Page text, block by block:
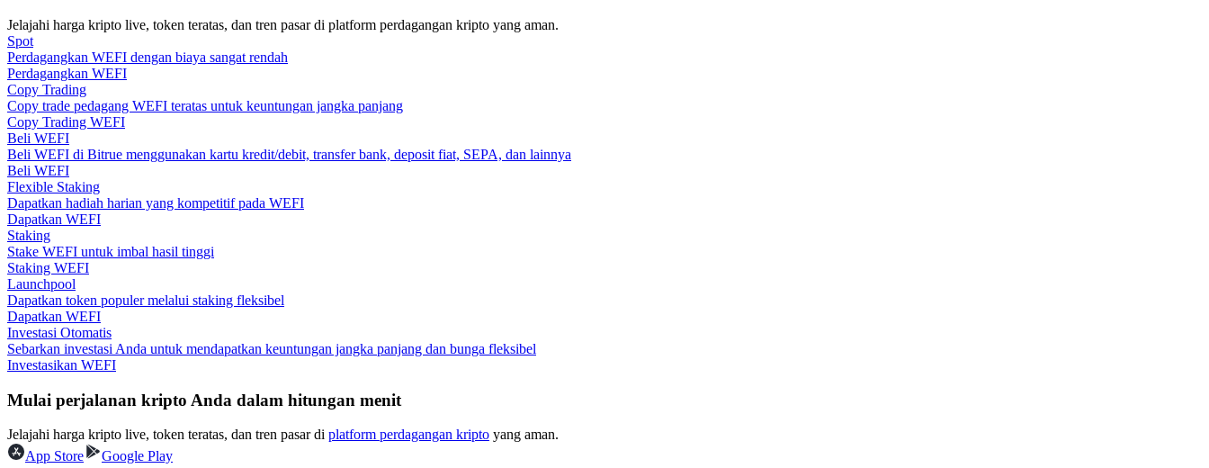
Informasi
Analisis data besar termasuk info perdagangan, dll.
Memandu
Panduan Pemula Berjangka
Jelajahi harga kripto live, token teratas, dan tren pasar di platform perdagangan kripto yang aman.
Spot
Perdagangkan WEFI dengan biaya sangat rendah
Perdagangkan WEFI
Copy Trading
Copy trade pedagang WEFI teratas untuk keuntungan jangka panjang
Copy Trading WEFI
Beli WEFI
Beli WEFI di Bitrue menggunakan kartu kredit/debit, transfer bank, deposit fiat, SEPA, dan lainnya
Beli WEFI
Flexible Staking
Dapatkan hadiah harian yang kompetitif pada WEFI
Dapatkan WEFI
Staking
Stake WEFI untuk imbal hasil tinggi
Staking WEFI
Launchpool
Dapatkan token populer melalui staking fleksibel
Dapatkan WEFI
Investasi Otomatis
Sebarkan investasi Anda untuk mendapatkan keuntungan jangka panjang dan bunga fleksibel
Investasikan WEFI
Mulai perjalanan kripto Anda dalam hitungan menit
Jelajahi harga kripto live, token teratas, dan tren pasar di platform perdagangan kripto yang aman.
App Store
Google Play